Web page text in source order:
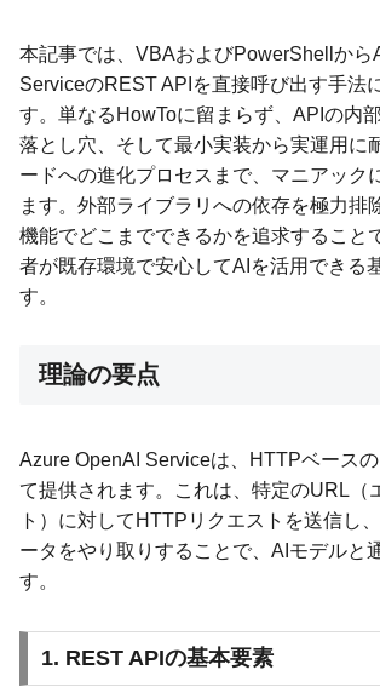
本記事では、VBAおよびPowerShellから
ServiceのREST APIを直接呼び出す手法
す。単なるHowToに留まらず、APIの内
落とし穴、そして最小実装から実運用に
ードへの進化プロセスまで、マニアック
ます。外部ライブラリへの依存を極力排
機能でどこまでできるかを追求すること
者が既存環境で安心してAIを活用できる
す。
理論の要点
Azure OpenAI Serviceは、HTTPベース
て提供されます。これは、特定のURL（
ト）に対してHTTPリクエストを送信し
ータをやり取りすることで、AIモデルと
す。
1. REST APIの基本要素